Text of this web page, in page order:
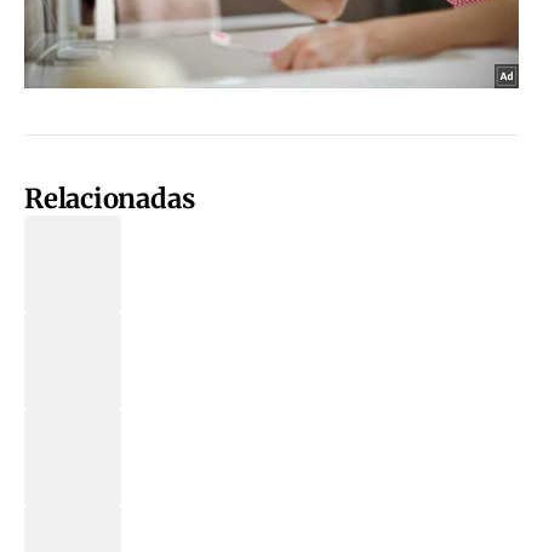
Relacionadas